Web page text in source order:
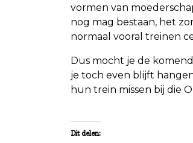
vormen van
nog mag bestaan, het
normaal vooral treinen
Dus mocht je de
je toch even blijft
hun trein missen bij die
Dit delen: